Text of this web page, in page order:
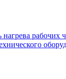
нагрева рабочих